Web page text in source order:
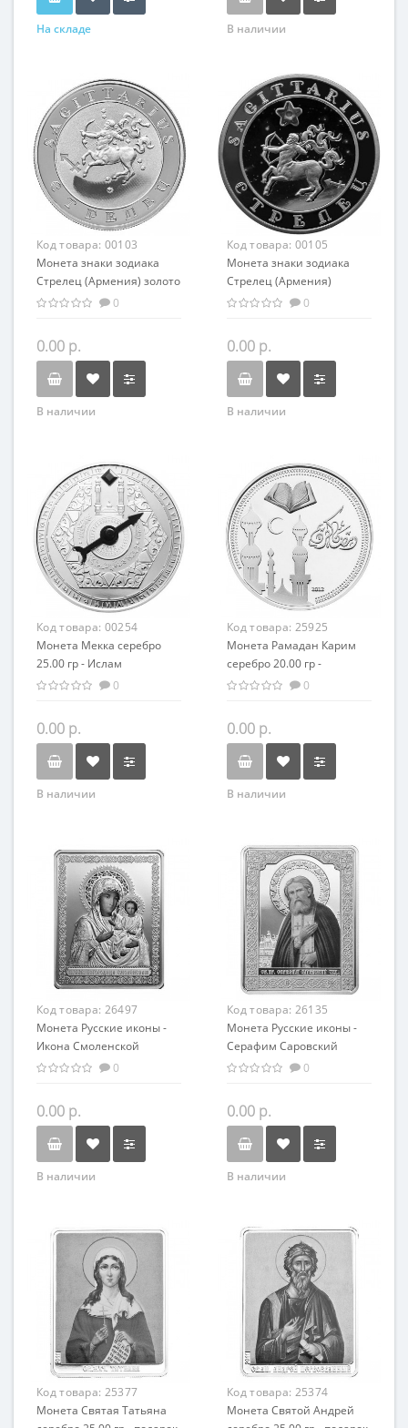
На складе В наличии
Код товара: 00103
Монета знаки зодиака
Стрелец (Армения) золото
7.74 гр - оригинальный
рождения
0
0.00 р.
В наличии
Код товара: 00105
Монета знаки зодиака
Стрелец (Армения)
серебро 28,28 гр -
день рождения
0
0.00 р.
В наличии
Код товара: 00254
Монета Мекка серебро
25.00 гр - Ислам
Саудовская Аравия
0
0.00 р.
В наличии
Код товара: 25925
Монета Рамадан Карим
серебро 20.00 гр -
Исламский праздник
0
0.00 р.
В наличии
Код товара: 26497
Монета Русские иконы -
Икона Смоленской
Богоматери серебро 25.00
сувенир
0
0.00 р.
В наличии
Код товара: 26135
Монета Русские иконы -
Серафим Саровский
серебро 25.00 гр -
0
0.00 р.
В наличии
Код товара: 25377
Монета Святая Татьяна
Код товара: 25374
Монета Святой Андрей